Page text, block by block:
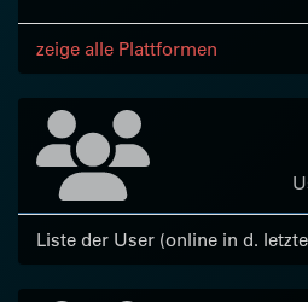
zeige alle Plattformen
Liste der User (online in d.